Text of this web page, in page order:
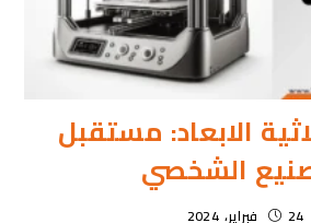
الابعاد: مستقبل
الشخصي
24 فبراير، 2024